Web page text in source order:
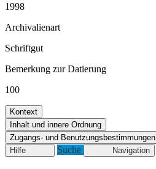
1998
Archivalienart
Schriftgut
Bemerkung zur Datierung
100
Kontext
Inhalt und innere Ordnung
Zugangs- und Benutzungsbestimmungen
Hilfe
Suche Navigation